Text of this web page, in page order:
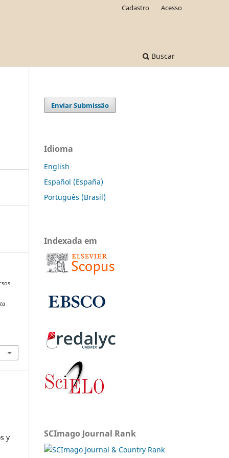
Buscar
Cadastro Acesso
y
Enviar Submissão
Idioma
English
Español (España)
Português (Brasil)
Indexada em
SCImago Journal Rank